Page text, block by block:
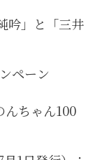
」と「三井
ペーン
んちゃん100